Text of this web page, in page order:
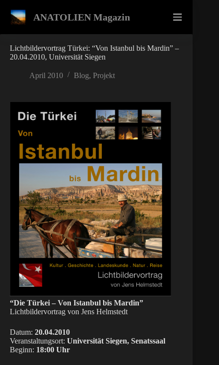
Inhalt
springen
ANATOLIEN Magazin
Lichtbildervortrag Türkei: “Von Istanbul bis Mardin” –
20.04.2010, Universität Siegen
April 2010 Blog, Projekt
“Die Türkei – Von Istanbul bis Mardin”
Lichtbildervortrag von Jens Helmstedt
Datum: 20.04.2010
Veranstaltungsort: Universität Siegen, Senatssaal
Beginn: 18:00 Uhr